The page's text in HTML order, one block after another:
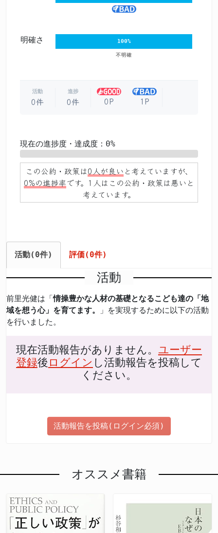
明確さ 100%
不明確
活動
0件
進捗
0件 0P 1P
現在の進捗度・達成度：0%
この公約・政策は0人が良い と考えていますが、
0%の進捗率です。1人はこの公約・政策は悪いと
考えています。
活動(0件) 評価(0件)
活動
前里光健は「情操豊かな人材の基礎となるこども達の「地
域を想う心」を育てます。
」を実現するために以下の活動
を行いました。
現在活動報告がありません。 ユーザー
登録後 ログイン し活動報告を投稿して
ください。
活動報告を投稿(ログイン必須)
オススメ書籍